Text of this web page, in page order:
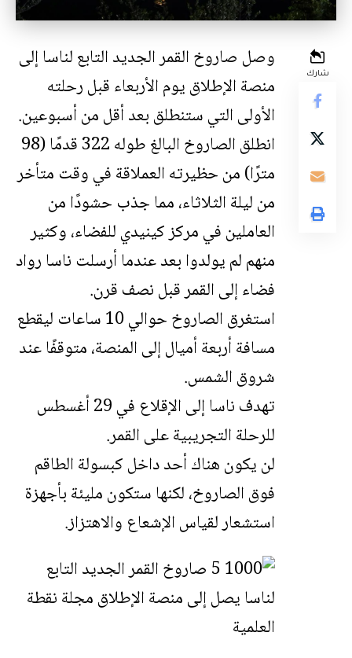
شارك
وصل صاروخ القمر الجديد التابع لناسا إلى
منصة الإطلاق يوم الأربعاء قبل رحلته
الأولى التي ستنطلق بعد أقل من أسبوعين.
انطلق الصاروخ البالغ طوله 322 قدمًا (98
مترًا) من حظيرته العملاقة في وقت متأخر
من ليلة الثلاثاء، مما جذب حشودًا من
العاملين في مركز كينيدي للفضاء، وكثير
منهم لم يولدوا بعد عندما أرسلت ناسا رواد
فضاء إلى القمر قبل نصف قرن.
استغرق الصاروخ حوالي 10 ساعات ليقطع
مسافة أربعة أميال إلى المنصة، متوقفًا عند
شروق الشمس.
تهدف ناسا إلى الإقلاع في 29 أغسطس
للرحلة التجريبية على القمر.
لن يكون هناك أحد داخل كبسولة الطاقم
فوق الصاروخ، لكنها ستكون مليئة بأجهزة
استشعار لقياس الإشعاع والاهتزاز.